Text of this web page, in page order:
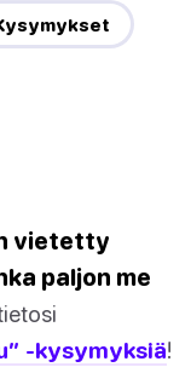
vietetty
paljon me
-kysymyksiä!